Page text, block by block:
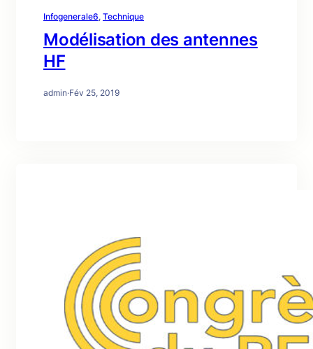
Infogenerale6, Technique
Modélisation des antennes
HF
admin·Fév 25, 2019